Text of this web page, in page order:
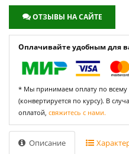
ОТЗЫВЫ НА САЙТЕ
Оплачивайте удобным для
* Мы принимаем оплату по
(конвертируется по курсу). В
оплатой, свяжитесь с нами.
Описание